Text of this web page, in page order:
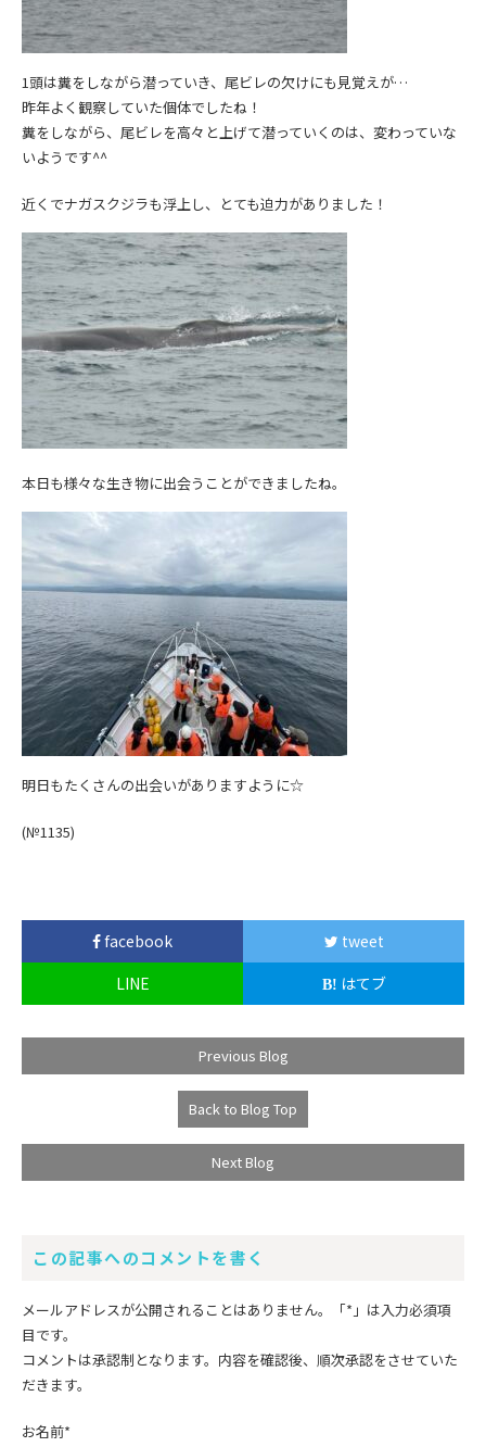
1頭は糞をしながら潜っていき、尾ビレの欠けにも見覚えが…
昨年よく観察していた個体でしたね！
糞をしながら、尾ビレを高々と上げて潜っていくのは、変わっていな
いようです^^
近くでナガスクジラも浮上し、とても迫力がありました！
本日も様々な生き物に出会うことができましたね。
明日もたくさんの出会いがありますように☆
(№1135)
facebook
tweet
LINE
はてブ
Previous Blog
Back to Blog Top
Next Blog
この記事へのコメントを書く
メールアドレスが公開されることはありません。 「*」 は入力必須項
目です。
コメントは承認制となります。内容を確認後、順次承認をさせていた
だきます。
お名前*